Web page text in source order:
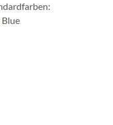
Blue